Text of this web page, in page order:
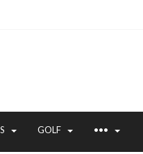
GOLF •••